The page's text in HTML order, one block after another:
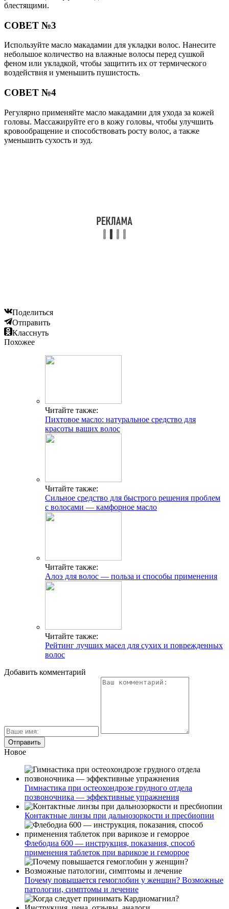
блестящими.
СОВЕТ №3
Используйте масло макадамии для укладки волос. Нанесите
небольшое количество на влажные волосы перед сушкой
феном или укладкой, чтобы защитить их от термического
воздействия и уменьшить пушистость.
СОВЕТ №4
Регулярно применяйте масло макадамии для ухода за кожей
головы. Массажируйте его в кожу головы, чтобы улучшить
кровообращение и способствовать росту волос, а также
уменьшить сухость и зуд.
Поделиться
Отправить
Класснуть
Похожее
Читайте также:
Пихтовое масло: натуральное средство для
красоты ваших волос
Читайте также:
Сильное средство для быстрого решения проблем
с волосами — камфорное масло
Читайте также:
Алоэ для волос — польза и способы применения
Читайте также:
Рейтинг лучших масел для сухих и поврежденных
волос
Добавить комментарий
Новое
Гимнастика при остеохондрозе грудного отдела
позвоночника — эффективные упражнения
Контактные линзы при дальнозоркости и пресбиопии
Флебодиа 600 — инструкция, показания, способ
применения таблеток при варикозе и геморрое
Почему повышается гемоглобин у женщин? Возможные
патологии, симптомы и лечение